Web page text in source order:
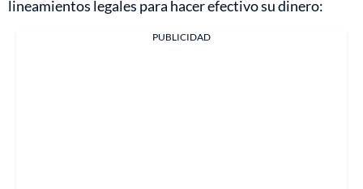
lineamientos legales para hacer efectivo su dinero:
PUBLICIDAD